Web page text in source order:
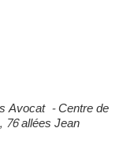
Avocat - Centre de
allées Jean